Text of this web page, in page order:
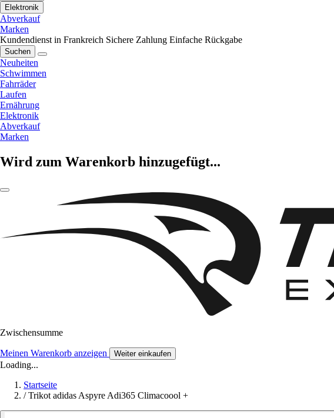
Elektronik
Abverkauf
Marken
Kundendienst in Frankreich Sichere Zahlung Einfache Rückgabe
Suchen
Neuheiten
Schwimmen
Fahrräder
Laufen
Ernährung
Elektronik
Abverkauf
Marken
Wird zum Warenkorb hinzugefügt...
Zwischensumme
Meinen Warenkorb anzeigen Weiter einkaufen
Loading...
Startseite
/ Trikot adidas Aspyre Adi365 Climacoool +